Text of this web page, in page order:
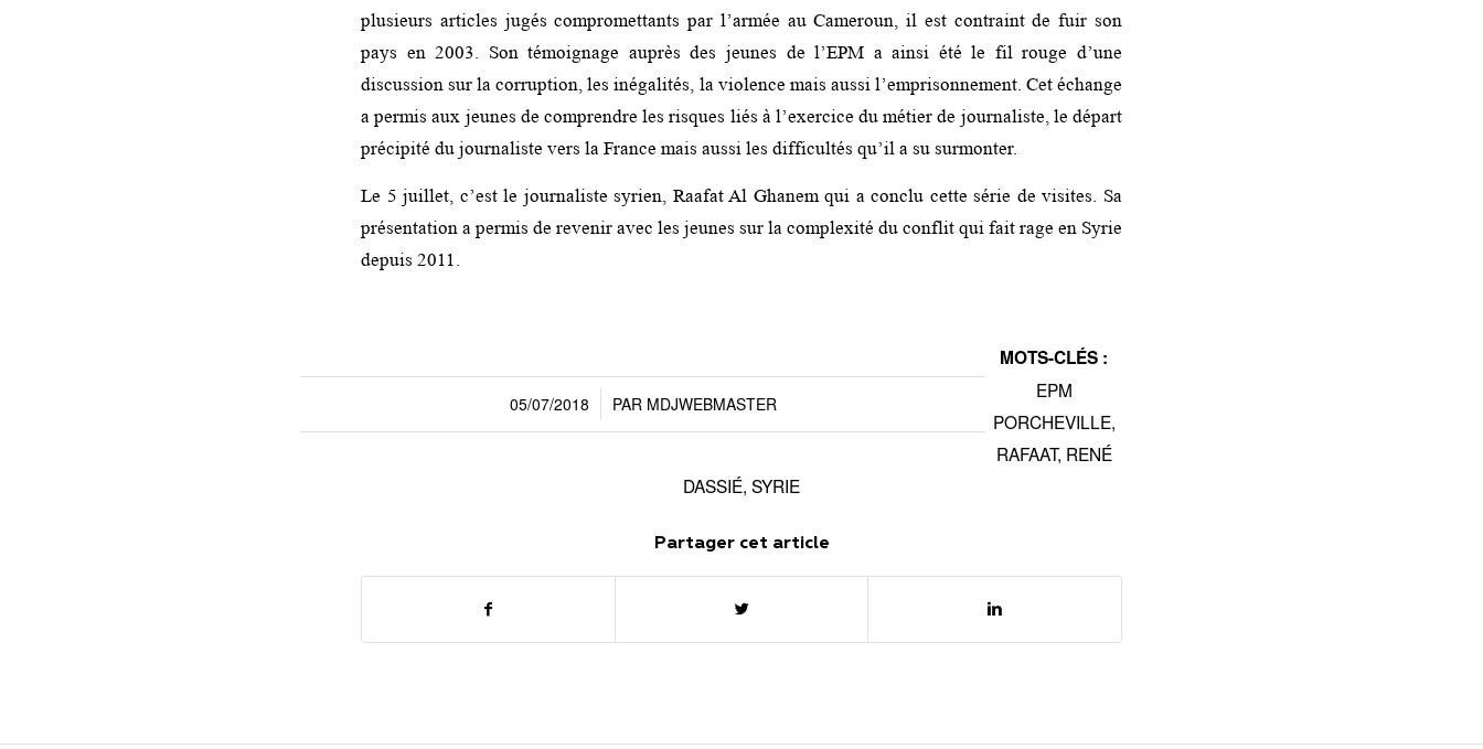
plusieurs articles jugés compromettants par l’armée au Cameroun, il est contraint de fuir son
pays en 2003. Son témoignage auprès des jeunes de l’EPM a ainsi été le fil rouge d’une
discussion sur la corruption, les inégalités, la violence mais aussi l’emprisonnement. Cet échange
a permis aux jeunes de comprendre les risques liés à l’exercice du métier de journaliste, le départ
précipité du journaliste vers la France mais aussi les difficultés qu’il a su surmonter.
Le 5 juillet, c’est le journaliste syrien, Raafat Al Ghanem qui a conclu cette série de visites. Sa
présentation a permis de revenir avec les jeunes sur la complexité du conflit qui fait rage en Syrie
depuis 2011.
05/07/2018
/ PAR MDJWEBMASTER
MOTS-CLÉS :
EPM
PORCHEVILLE,
RAFAAT, RENÉ
DASSIÉ, SYRIE
Partager cet article